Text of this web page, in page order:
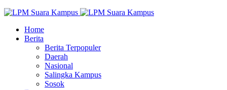
Home
Berita
Berita Terpopuler
Daerah
Nasional
Salingka Kampus
Sosok